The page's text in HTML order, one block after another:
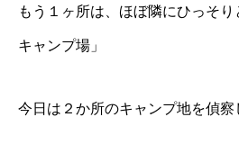
もう１ヶ所は、ほぼ隣にひっそ
キャンプ場」
今日は２か所のキャンプ地を偵察